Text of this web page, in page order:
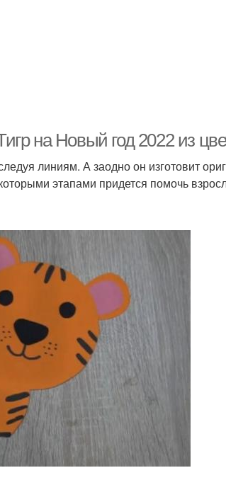
на Новый год 2022 из
линиям. А заодно он изготовит
этапами придется помочь